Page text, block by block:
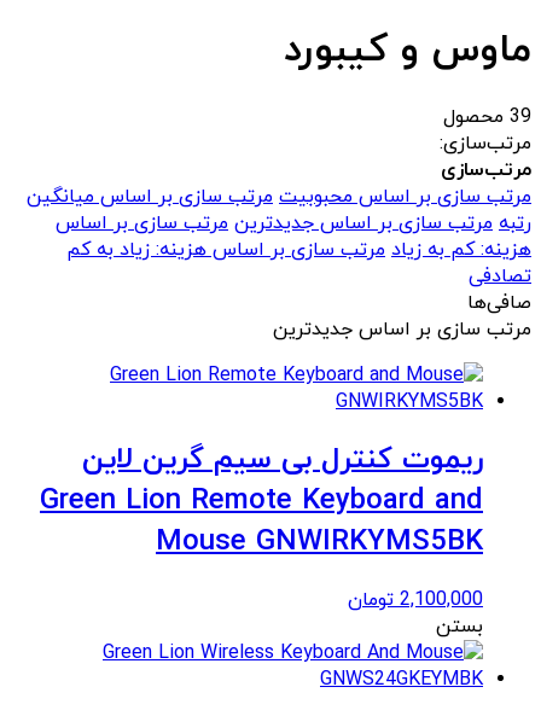
ماوس و کیبورد
39 محصول
مرتب‌سازی:
مرتب‌سازی
مرتب سازی بر اساس محبوبیت مرتب سازی بر اساس میانگین
رتبه مرتب سازی بر اساس جدیدترین مرتب سازی بر اساس
هزینه: کم به زیاد مرتب سازی بر اساس هزینه: زیاد به کم
تصادفی
صافی‌ها
مرتب سازی بر اساس جدیدترین
ریموت کنترل بی سیم گرین لاین
Green Lion Remote Keyboard and
Mouse GNWIRKYMS5BK
2,100,000 تومان
بستن